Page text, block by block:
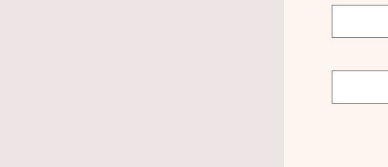
הסיבות לירידה בחשק המיני ומה